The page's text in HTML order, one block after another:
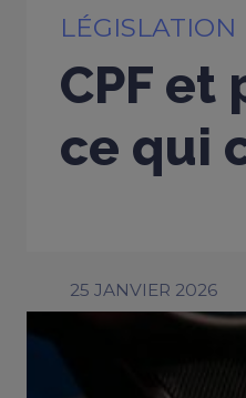
LÉGISLATION
CPF et
ce qui
25 JANVIER 2026